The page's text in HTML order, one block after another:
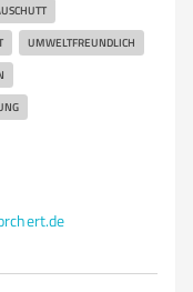
UMWELTFREUNDLICH